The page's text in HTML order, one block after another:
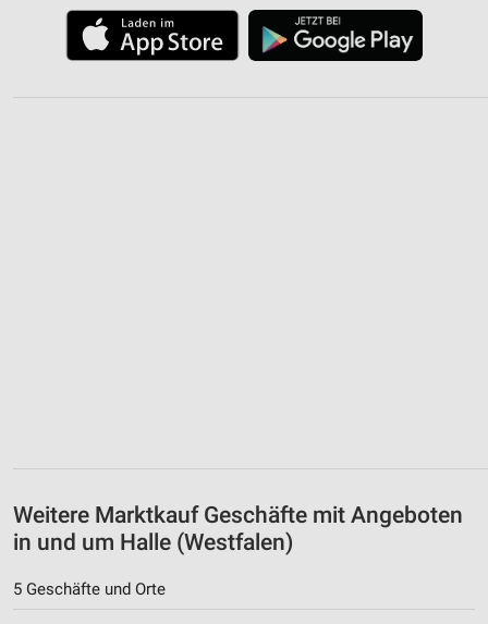
Weitere Marktkauf Geschäfte mit Angeboten
in und um Halle (Westfalen)
5 Geschäfte und Orte